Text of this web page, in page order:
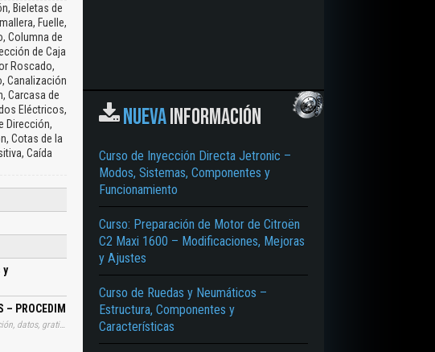
Bieletas de
Fuelle,
Columna de
de Caja
Roscado,
Canalización
Carcasa de
Eléctricos,
Dirección,
Cotas de la
Caída
y
PROCEDIMIENTO DE DESMONTAJE – DESARMADO – COTAS – ÁNGULOS –
Tags: curso, cursos, manuales, instrucciones, libros, instrucción, gratuito, gratuitos, capacitación, entrenamiento, capacitaciones, información, datos, gratis, descargar, sistemas, direcciones, estructuras, partes, elementos, componentes, tipos, pasos, procedimientos, desmontajes, desarmados, cotas, angulos, convergencias, aprender, descargas
NUEVAINFORMACIÓN
Curso de Inyección Directa Jetronic –
Modos, Sistemas, Componentes y
Funcionamiento
Curso: Preparación de Motor de Citroën
C2 Maxi 1600 – Modificaciones, Mejoras
y Ajustes
Curso de Ruedas y Neumáticos –
Estructura, Componentes y
Características